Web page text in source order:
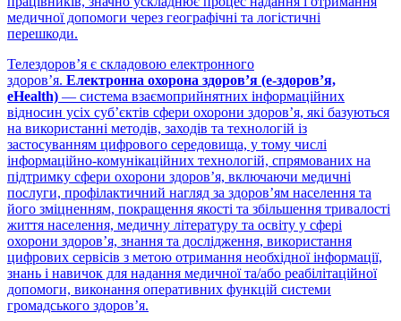
медичної допомоги через географічні та логістичні
перешкоди.
Телездоров’я є складовою електронного
здоров’я. Електронна охорона здоров’я (е-здоров’я,
eHealth) — система взаємоприйнятних інформаційних
відносин усіх суб’єктів сфери охорони здоров’я, які базуються
на використанні методів, заходів та технологій із
застосуванням цифрового середовища, у тому числі
інформаційно-комунікаційних технологій, спрямованих на
підтримку сфери охорони здоров’я, включаючи медичні
послуги, профілактичний нагляд за здоров’ям населення та
його зміцненням, покращення якості та збільшення тривалості
життя населення, медичну літературу та освіту у сфері
охорони здоров’я, знання та дослідження, використання
цифрових сервісів з метою отримання необхідної інформації,
знань і навичок для надання медичної та/або реабілітаційної
допомоги, виконання оперативних функцій системи
громадського здоров’я.